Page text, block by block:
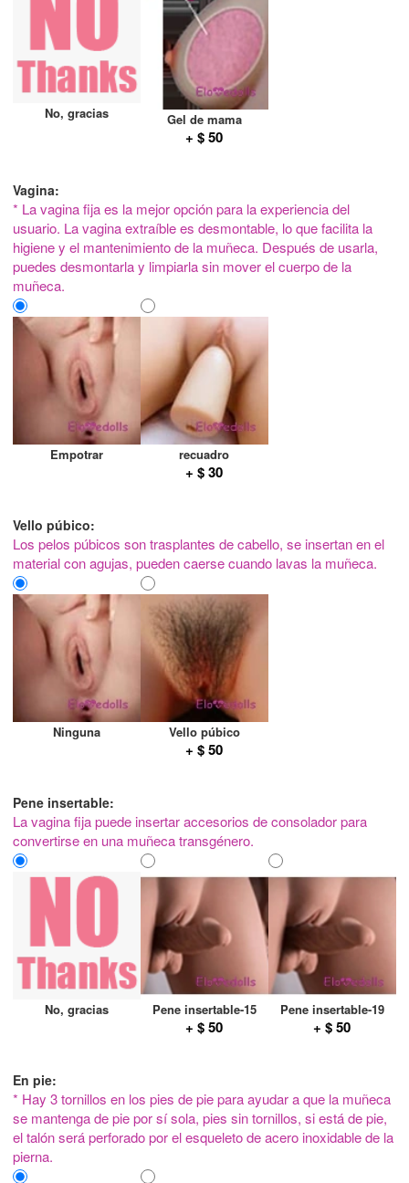
No, gracias Gel de mama
+ $ 50
Vagina:
* La vagina fija es la mejor opción para la experiencia del
usuario. La vagina extraíble es desmontable, lo que facilita la
higiene y el mantenimiento de la muñeca. Después de usarla,
puedes desmontarla y limpiarla sin mover el cuerpo de la
muñeca.
Empotrar recuadro
+ $ 30
Vello púbico:
Los pelos púbicos son trasplantes de cabello, se insertan en el
material con agujas, pueden caerse cuando lavas la muñeca.
Ninguna Vello púbico
+ $ 50
Pene insertable:
La vagina fija puede insertar accesorios de consolador para
convertirse en una muñeca transgénero.
No, gracias Pene insertable-15
+ $ 50
Pene insertable-19
+ $ 50
En pie:
* Hay 3 tornillos en los pies de pie para ayudar a que la muñeca
se mantenga de pie por sí sola, pies sin tornillos, si está de pie,
el talón será perforado por el esqueleto de acero inoxidable de la
pierna.